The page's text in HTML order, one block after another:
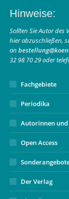
opens
in
new
window
opens
in
new
window
page
opens
in
new
window
Hinweise:
Sollten Sie Autor des
hier abzuschließen,
an
32 98 70 29 oder
Fachgebiete
Periodika
Autorinnen
Open Access
Der Verlag